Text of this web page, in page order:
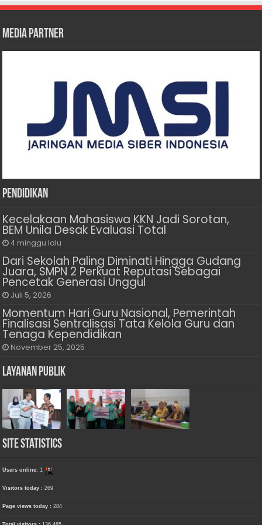
Media Partner
Pendidikan
Kecelakaan Mahasiswa KKN Jadi Sorotan,
BEM Unila Desak Evaluasi Total
4 minggu lalu
Dari Sekolah Paling Diminati Hingga Gudang
Juara, SMPN 2 Perkuat Reputasi Sebagai
Pencetak Generasi Unggul
Juli 5, 2026
Momentum Hari Guru Nasional, Pemerintah
Finalisasi Sentralisasi Tata Kelola Guru dan
Tenaga Kependidikan
November 25, 2025
Layanan Publik
Site Statistics
Users online:1
Visitors today :269
Page views today :284